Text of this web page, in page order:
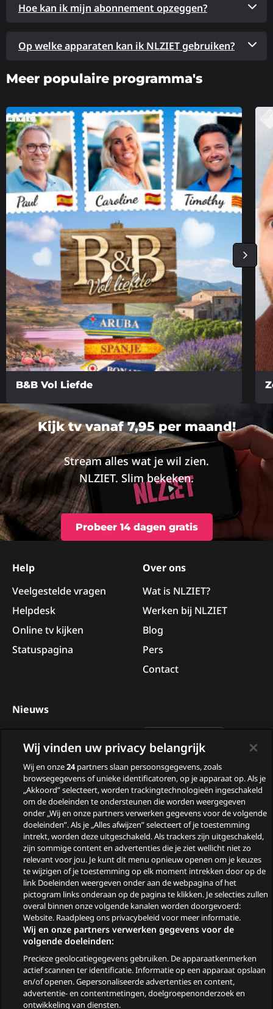
Hoe kan ik mijn abonnement opzeggen?
Op welke apparaten kan ik NLZIET gebruiken?
Meer populaire programma's
B&B Vol Liefde
Lees
meer
over
Kijk tv vanaf 7,95 per maand!
Stream alles wat je wil zien.
NLZIET. Slim bekeken.
Probeer 14 dagen gratis
footer
Help
Veelgestelde vragen
Helpdesk
Online tv kijken
Statuspagina
Over ons
Wat is NLZIET?
Werken bij NLZIET
Blog
Pers
Contact
Nieuws
Deelnemers van B&B Vol
Liefde 2026
Nieuwe tv programma’s
in augustus
Wie zijn de gasten van
Zomergasten?
Woeste Grond
© 2026
Ga GoGo Go
Wij vinden uw privacy belangrijk
Wij en onze24partners slaan persoonsgegevens, zoals
browsegegevens of unieke identificatoren, op je apparaat op. Als je
„Akkoord” selecteert, worden trackingtechnologieën ingeschakeld
om de doeleinden te ondersteunen die worden weergegeven
onder „Wij en onze partners verwerken gegevens voor de volgende
doeleinden”. Als je „Alles afwijzen” selecteert of je toestemming
intrekt, worden deze uitgeschakeld. Als trackers zijn uitgeschakeld,
zijn sommige content en advertenties die je ziet wellicht niet zo
relevant voor jou. Je kunt dit menu opnieuw openen om je keuzes
te wijzigen of je toestemming op elk moment intrekken door op de
link Doeleinden weergeven onder aan de webpagina of het
pictogram links onderaan op de pagina te klikken. Je selecties zullen
overal binnen onze volgende kanalen worden doorgevoerd:
Website. Raadpleeg ons privacybeleid voor meer informatie.
Wij en onze partners verwerken gegevens voor de
volgende doeleinden:
Precieze geolocatiegegevens gebruiken. De apparaatkenmerken
actief scannen ter identificatie. Informatie op een apparaat opslaan
en/of openen. Gepersonaliseerde advertenties en content,
advertentie- en contentmetingen, doelgroepenonderzoek en
ontwikkeling van diensten.